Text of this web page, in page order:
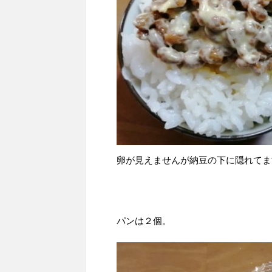
卵が見えませんが納豆の下に隠れて
パンは２個。